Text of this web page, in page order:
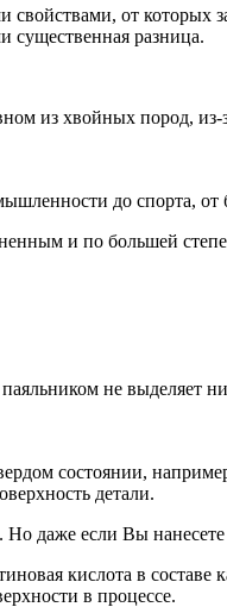
от которых
существенная разница.
из хвойных пород, из-
до спорта, от
и по большей
не выделяет
состоянии,
детали.
даже если Вы
кислота в
в процессе.